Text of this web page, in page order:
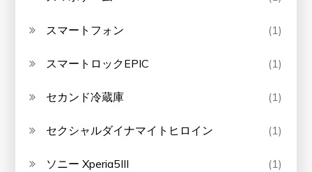
スマートフォン (1)
スマートロックEPIC (1)
セカンド冷蔵庫 (1)
セクシャルダイナマイトヒロイン (1)
ソニー Xperia5III (1)